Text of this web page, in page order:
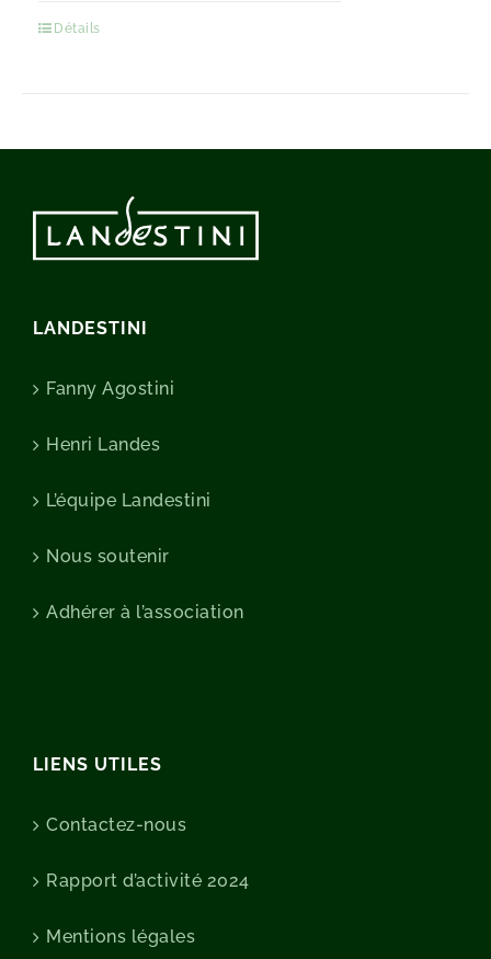
Détails
LANDESTINI
Fanny Agostini
Henri Landes
L’équipe Landestini
Nous soutenir
Adhérer à l’association
LIENS UTILES
Contactez-nous
Rapport d’activité 2024
Mentions légales